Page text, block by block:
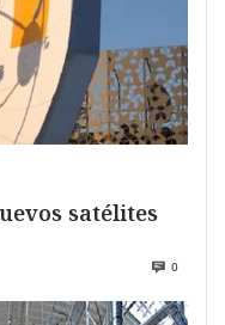
satélites
0